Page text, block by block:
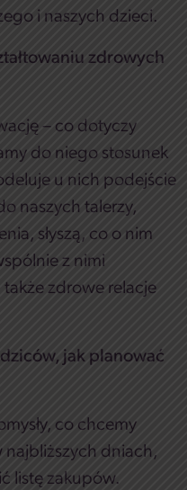
i naszych dzieci.
zdrowych
– co dotyczy
do niego stosunek
u nich podejście
naszych talerzy,
słyszą, co o nim
z nimi
zdrowe relacje
jak planować
co chcemy
dniach,
listę zakupów.